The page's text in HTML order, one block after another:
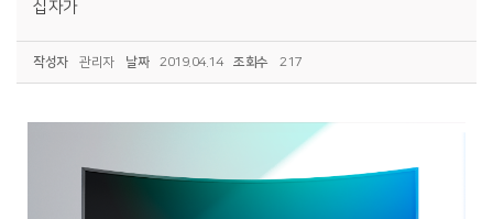
십자가
작성자 관리자 날짜 2019.04.14 조회수 217